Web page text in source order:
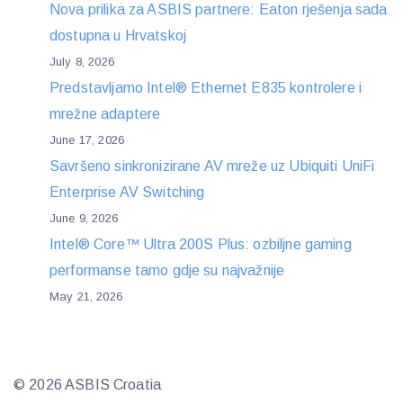
Nova prilika za ASBIS partnere: Eaton rješenja sada
dostupna u Hrvatskoj
July 8, 2026
Predstavljamo Intel® Ethernet E835 kontrolere i
mrežne adaptere
June 17, 2026
Savršeno sinkronizirane AV mreže uz Ubiquiti UniFi
Enterprise AV Switching
June 9, 2026
Intel® Core™ Ultra 200S Plus: ozbiljne gaming
performanse tamo gdje su najvažnije
May 21, 2026
© 2026 ASBIS Croatia